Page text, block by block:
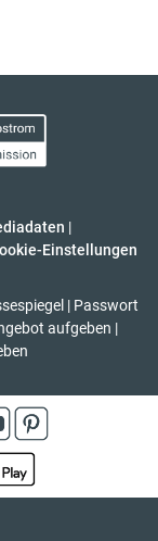
|
Einstellungen
| Passwort
aufgeben |